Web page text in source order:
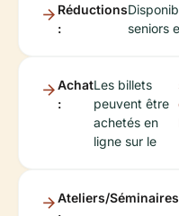
Réductions
:
seniors
Achat
:
Les billets
peuvent être
achetés en
ligne sur le
Ateliers/Séminaires